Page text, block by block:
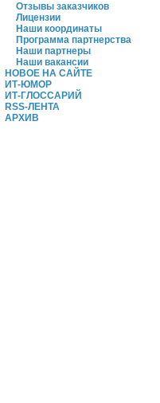
Отзывы заказчиков
Лицензии
Наши координаты
Программа партнерства
Наши партнеры
Наши вакансии
НОВОЕ НА САЙТЕ
ИТ-ЮМОР
ИТ-ГЛОССАРИЙ
RSS-ЛЕНТА
АРХИВ